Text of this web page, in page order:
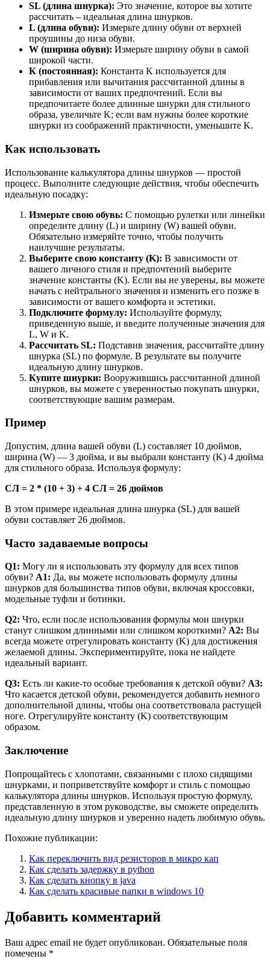
SL (длина шнурка): Это значение, которое вы хотите
рассчитать – идеальная длина шнурков.
L (длина обуви): Измерьте длину обуви от верхней
проушины до низа обуви.
W (ширина обуви): Измерьте ширину обуви в самой
широкой части.
К (постоянная): Константа K используется для
прибавления или вычитания рассчитанной длины в
зависимости от ваших предпочтений. Если вы
предпочитаете более длинные шнурки для стильного
образа, увеличьте K; если вам нужны более короткие
шнурки из соображений практичности, уменьшите K.
Как использовать
Использование калькулятора длины шнурков — простой
процесс. Выполните следующие действия, чтобы обеспечить
идеальную посадку:
Измерьте свою обувь: С помощью рулетки или линейки
определите длину (L) и ширину (W) вашей обуви.
Обязательно измеряйте точно, чтобы получить
наилучшие результаты.
Выберите свою константу (K): В зависимости от
вашего личного стиля и предпочтений выберите
значение константы (K). Если вы не уверены, вы можете
начать с нейтрального значения и изменить его позже в
зависимости от вашего комфорта и эстетики.
Подключите формулу: Используйте формулу,
приведенную выше, и введите полученные значения для
L, W и K.
Рассчитать SL: Подставив значения, рассчитайте длину
шнурка (SL) по формуле. В результате вы получите
идеальную длину шнурков.
Купите шнурки: Вооружившись рассчитанной длиной
шнурков, вы можете с уверенностью покупать шнурки,
соответствующие вашим размерам.
Пример
Допустим, длина вашей обуви (L) составляет 10 дюймов,
ширина (W) — 3 дюйма, и вы выбрали константу (K) 4 дюйма
для стильного образа. Используя формулу:
СЛ = 2 * (10 + 3) + 4 СЛ = 26 дюймов
В этом примере идеальная длина шнурка (SL) для вашей
обуви составляет 26 дюймов.
Часто задаваемые вопросы
Q1: Могу ли я использовать эту формулу для всех типов
обуви? A1: Да, вы можете использовать формулу длины
шнурков для большинства типов обуви, включая кроссовки,
модельные туфли и ботинки.
Q2: Что, если после использования формулы мои шнурки
станут слишком длинными или слишком короткими? A2: Вы
всегда можете отрегулировать константу (K) для достижения
желаемой длины. Экспериментируйте, пока не найдете
идеальный вариант.
Q3: Есть ли какие-то особые требования к детской обуви? A3:
Что касается детской обуви, рекомендуется добавить немного
дополнительной длины, чтобы она соответствовала растущей
ноге. Отрегулируйте константу (K) соответствующим
образом.
Заключение
Попрощайтесь с хлопотами, связанными с плохо сидящими
шнурками, и поприветствуйте комфорт и стиль с помощью
калькулятора длины шнурков. Используя простую формулу,
представленную в этом руководстве, вы сможете определить
идеальную длину шнурков и уверенно надеть любимую обувь.
Похожие публикации:
Как переключить вид резисторов в микро кап
Как сделать задержку в python
Как сделать кнопку в java
Как сделать красивые папки в windows 10
Добавить комментарий
Ваш адрес email не будет опубликован. Обязательные поля
помечены *